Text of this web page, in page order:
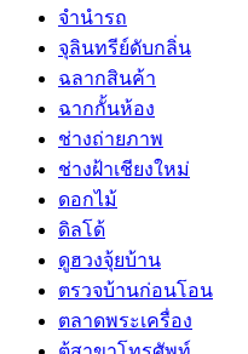
จำนำรถ
จุลินทรีย์ดับกลิ่น
ฉลากสินค้า
ฉากกั้นห้อง
ช่างถ่ายภาพ
ช่างฝ้าเชียงใหม่
ดอกไม้
ดิลโด้
ดูฮวงจุ้ยบ้าน
ตรวจบ้านก่อนโอน
ตลาดพระเครื่อง